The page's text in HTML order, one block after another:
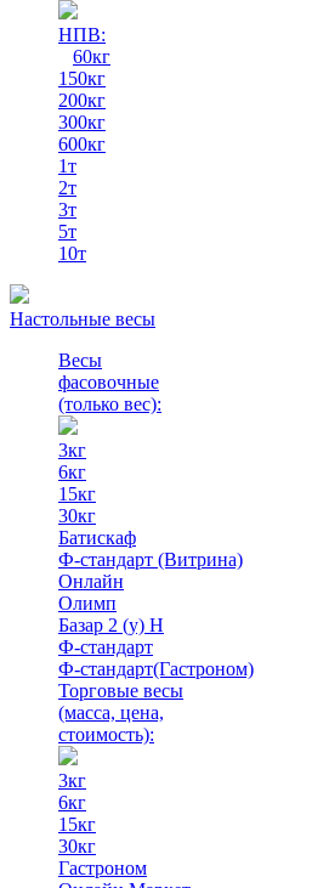
НПВ:
60кг
150кг
200кг
300кг
600кг
1т
2т
3т
5т
10т
Настольные весы
Весы
фасовочные
(только вес):
3кг
6кг
15кг
30кг
Батискаф
Ф-стандарт (Витрина)
Онлайн
Олимп
Базар 2 (у) Н
Ф-стандарт
Ф-стандарт(Гастроном)
Торговые весы
(масса, цена,
стоимость):
3кг
6кг
15кг
30кг
Гастроном